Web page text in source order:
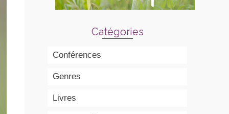
Catégories
Conférences
Genres
Livres